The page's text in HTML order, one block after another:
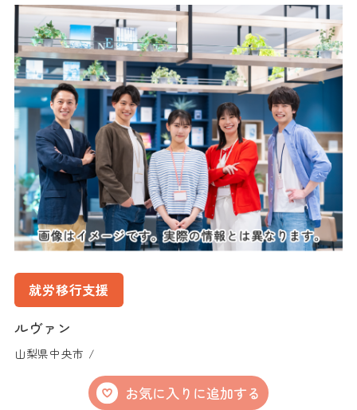
就労移行支援
ルヴァン
山梨県中央市 /
お気に入りに追加する